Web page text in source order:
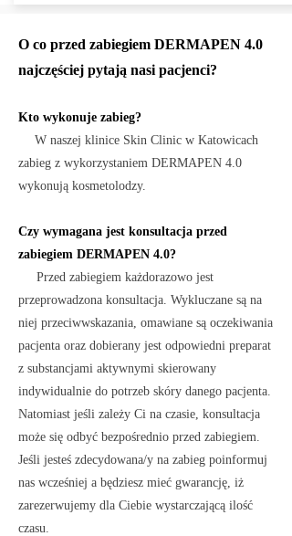
O co przed zabiegiem DERMAPEN 4.0
najczęściej pytają nasi pacjenci?
Kto wykonuje zabieg?
W naszej klinice Skin Clinic w Katowicach
zabieg z wykorzystaniem DERMAPEN 4.0
wykonują kosmetolodzy.
Czy wymagana jest konsultacja przed
zabiegiem DERMAPEN 4.0?
Przed zabiegiem każdorazowo jest
przeprowadzona konsultacja. Wykluczane są na
niej przeciwwskazania, omawiane są oczekiwania
pacjenta oraz dobierany jest odpowiedni preparat
z substancjami aktywnymi skierowany
indywidualnie do potrzeb skóry danego pacjenta.
Natomiast jeśli zależy Ci na czasie, konsultacja
może się odbyć bezpośrednio przed zabiegiem.
Jeśli jesteś zdecydowana/y na zabieg poinformuj
nas wcześniej a będziesz mieć gwarancję, iż
zarezerwujemy dla Ciebie wystarczającą ilość
czasu.